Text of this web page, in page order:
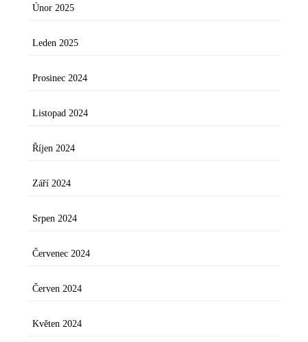
Únor 2025
Leden 2025
Prosinec 2024
Listopad 2024
Říjen 2024
Září 2024
Srpen 2024
Červenec 2024
Červen 2024
Květen 2024